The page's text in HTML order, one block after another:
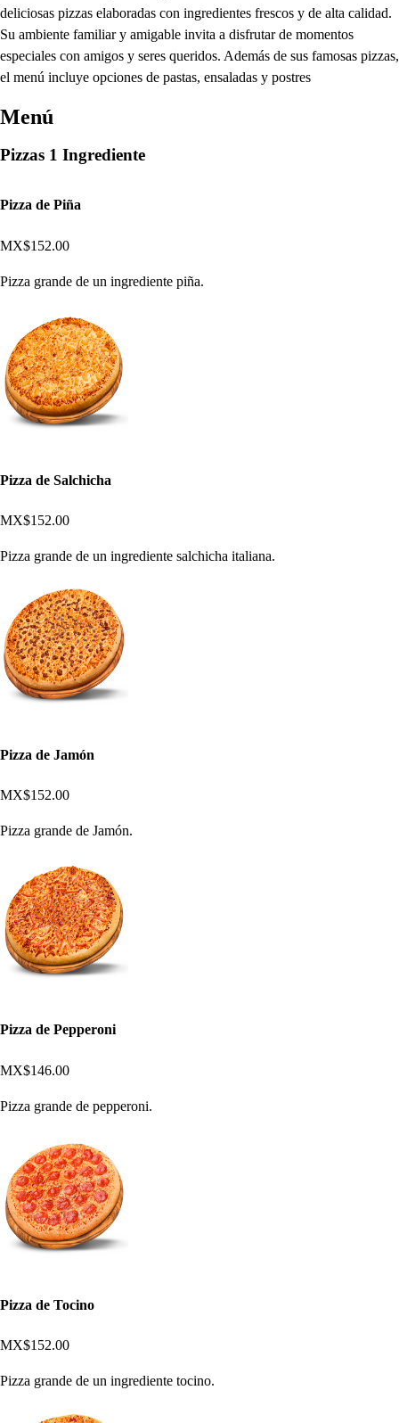
deliciosas pizzas elaboradas con ingredientes frescos y de alta calidad.
Su ambiente familiar y amigable invita a disfrutar de momentos
especiales con amigos y seres queridos. Además de sus famosas pizzas,
el menú incluye opciones de pastas, ensaladas y postres
Menú
Pizzas 1 Ingrediente
Pizza de Piña
MX$152.00
Pizza grande de un ingrediente piña.
Pizza de Salchicha
MX$152.00
Pizza grande de un ingrediente salchicha italiana.
Pizza de Jamón
MX$152.00
Pizza grande de Jamón.
Pizza de Pepperoni
MX$146.00
Pizza grande de pepperoni.
Pizza de Tocino
MX$152.00
Pizza grande de un ingrediente tocino.